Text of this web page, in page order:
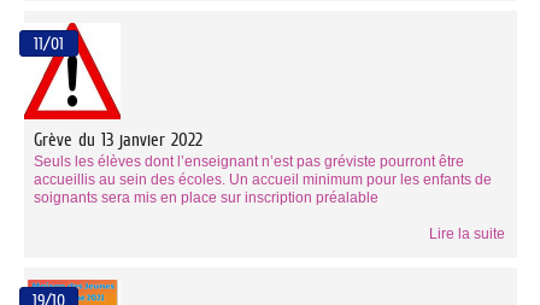
11/01
Grève du 13 janvier 2022
Seuls les élèves dont l’enseignant n’est pas gréviste pourront être
accueillis au sein des écoles. Un accueil minimum pour les enfants de
soignants sera mis en place sur inscription préalable
Lire la suite
19/10